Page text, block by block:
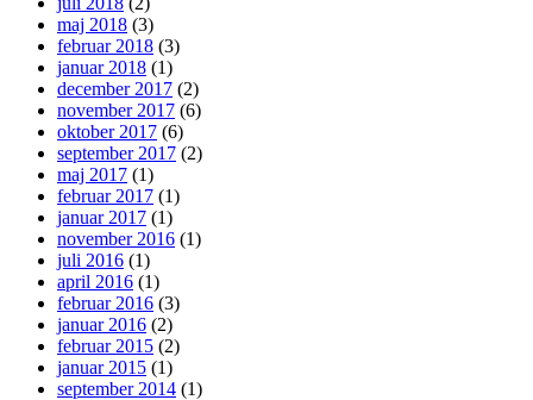
maj 2018 (3)
februar 2018 (3)
januar 2018 (1)
december 2017 (2)
november 2017 (6)
oktober 2017 (6)
september 2017 (2)
maj 2017 (1)
februar 2017 (1)
januar 2017 (1)
november 2016 (1)
juli 2016 (1)
april 2016 (1)
februar 2016 (3)
januar 2016 (2)
februar 2015 (2)
januar 2015 (1)
september 2014 (1)